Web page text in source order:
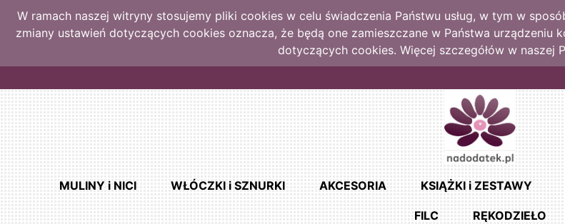
W ramach naszej witryny stosujemy pliki cookies w celu świadczenia Państwu usług, w tym w
zmiany ustawień dotyczących cookies oznacza, że będą one zamieszczane w Państwa
dotyczących cookies. Więcej szczegółów w naszej
MULINY i NICI WŁÓCZKI i SZNURKI AKCESORIA KSIĄŻKI i ZESTAWY
FILC
RĘKODZIEŁO